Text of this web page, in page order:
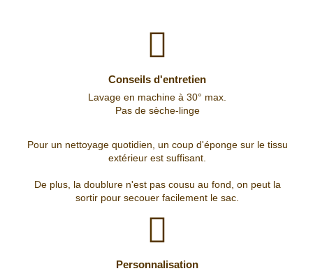
Conseils d'entretien
Lavage en machine à 30° max.
Pas de sèche-linge
Pour un nettoyage quotidien, un coup d'éponge sur le tissu
extérieur est suffisant.
De plus, la doublure n'est pas cousu au fond, on peut la
sortir pour secouer facilement le sac.
Personnalisation